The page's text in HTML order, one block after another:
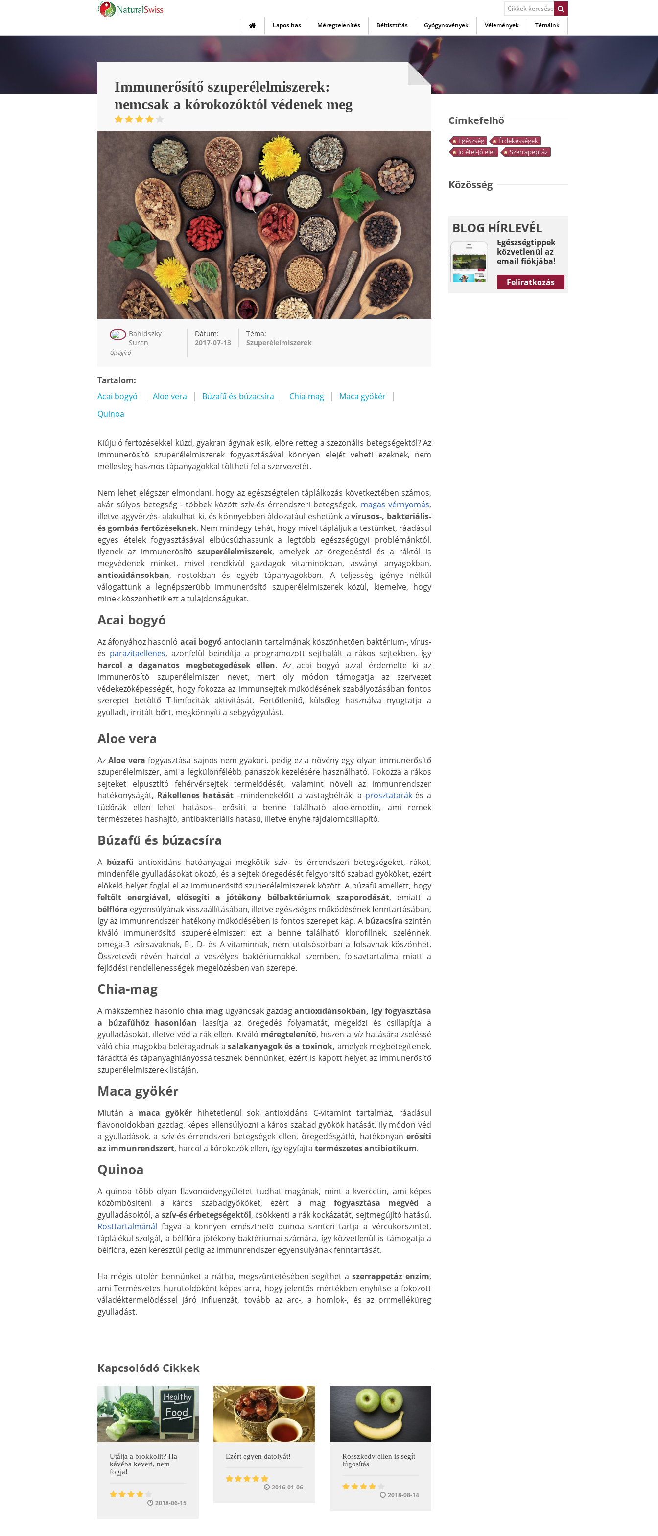
Lapos has Méregtelenítés Béltisztítás Gyógynövények Vélemények Témáink
Immunerősítő szuperélelmiszerek:
nemcsak a kórokozóktól védenek meg
Bahidszky
Suren
Újságíró
Dátum:
2017-07-13
Téma:
Szuperélelmiszerek
Tartalom:
Acai bogyó
Aloe vera Búzafű és búzacsíra Chia-mag
Maca gyökér
Quinoa
Kiújuló fertőzésekkel küzd, gyakran ágynak esik, előre retteg a szezonális betegségektől? Az
immunerősítő szuperélelmiszerek fogyasztásával könnyen elejét veheti ezeknek, nem
mellesleg hasznos tápanyagokkal töltheti fel a szervezetét.
Nem lehet elégszer elmondani, hogy az egészségtelen táplálkozás következtében számos,
akár súlyos betegség - többek között szív-és érrendszeri betegségek, magas vérnyomás,
illetve agyvérzés- alakulhat ki, és könnyebben áldozatául eshetünk avírusos-, bakteriális-
és gombás fertőzéseknek. Nem mindegy tehát, hogy mivel tápláljuk a testünket, ráadásul
egyes ételek fogyasztásával elbúcsúzhassunk a legtöbb egészségügyi problémánktól.
Ilyenek az immunerősítőszuperélelmiszerek, amelyek az öregedéstől és a ráktól is
megvédenek minket, mivel rendkívül gazdagok vitaminokban, ásványi anyagokban,
antioxidánsokban, rostokban és egyéb tápanyagokban. A teljesség igénye nélkül
válogattunk a legnépszerűbb immunerősítő szuperélelmiszerek közül, kiemelve, hogy
minek köszönhetik ezt a tulajdonságukat.
Acai bogyó
Az áfonyához hasonló acai bogyóantocianin tartalmának köszönhetően baktérium-, vírus-
és parazitaellenes, azonfelül beindítja a programozott sejthalált a rákos sejtekben, így
harcol a daganatos megbetegedések ellen. Az acai bogyó azzal érdemelte ki az
immunerősítő szuperélelmiszer nevet, mert oly módon támogatja az szervezet
védekezőképességét, hogy fokozza az immunsejtek működésének szabályozásában fontos
szerepet betöltő T-limfociták aktivitását. Fertőtlenítő, külsőleg használva nyugtatja a
gyulladt, irritált bőrt, megkönnyíti a sebgyógyulást.
Aloe vera
AzAloe vera fogyasztása sajnos nem gyakori, pedig ez a növény egy olyan immunerősítő
szuperélelmiszer, ami a legkülönfélébb panaszok kezelésére használható. Fokozza a rákos
sejteket elpusztító fehérvérsejtek termelődését, valamint növeli az immunrendszer
hatékonyságát, Rákellenes hatását –mindenekelőtt a vastagbélrák, a prosztatarákés a
tüdőrák ellen lehet hatásos– erősíti a benne található aloe-emodin, ami remek
természetes hashajtó, antibakteriális hatású, illetve enyhe fájdalomcsillapító.
Búzafű és búzacsíra
A búzafű antioxidáns hatóanyagai megkötik szív- és érrendszeri betegségeket, rákot,
mindenféle gyulladásokat okozó, és a sejtek öregedését felgyorsító szabad gyököket, ezért
előkelő helyet foglal el az immunerősítő szuperélelmiszerek között. A búzafű amellett, hogy
feltölt energiával, elősegíti a jótékony bélbaktériumok szaporodását, emiatt a
bélflóra egyensúlyának visszaállításában, illetve egészséges működésének fenntartásában,
így az immunrendszer hatékony működésében is fontos szerepet kap. A búzacsíra szintén
kiváló immunerősítő szuperélelmiszer: ezt a benne található klorofillnek, szelénnek,
omega-3 zsírsavaknak, E-, D- és A-vitaminnak, nem utolsósorban a folsavnak köszönhet.
Összetevői révén harcol a veszélyes baktériumokkal szemben, folsavtartalma miatt a
fejlődési rendellenességek megelőzésben van szerepe.
Chia-mag
A mákszemhez hasonlóchia mag ugyancsak gazdagantioxidánsokban, így fogyasztása
a búzafűhöz hasonlóan lassítja az öregedés folyamatát, megelőzi és csillapítja a
gyulladásokat, illetve véd a rák ellen. Kiváló méregtelenítő, hiszen a víz hatására zseléssé
váló chia magokba beleragadnak a salakanyagok és a toxinok, amelyek megbetegítenek,
fáradttá és tápanyaghiányossá tesznek bennünket, ezért is kapott helyet az immunerősítő
szuperélelmiszerek listáján.
Maca gyökér
Miután a maca gyökérhihetetlenül sok antioxidáns C-vitamint tartalmaz, ráadásul
flavonoidokban gazdag, képes ellensúlyozni a káros szabad gyökök hatását, ily módon véd
a gyulladások, a szív-és érrendszeri betegségek ellen, öregedésgátló, hatékonyan erősíti
az immunrendszert, harcol a kórokozók ellen, így egyfajta természetes antibiotikum.
Quinoa
A quinoa több olyan flavonoidvegyületet tudhat magának, mint a kvercetin, ami képes
közömbösíteni a káros szabadgyököket, ezért a mag fogyasztása megvéd a
gyulladásoktól, a szív-és érbetegségektől, csökkenti a rák kockázatát, sejtmegújító hatású.
Rosttartalmánál fogva a könnyen emészthető quinoa szinten tartja a vércukorszintet,
táplálékul szolgál, a bélflóra jótékony baktériumai számára, így közvetlenül is támogatja a
bélflóra, ezen keresztül pedig az immunrendszer egyensúlyának fenntartását.
Ha mégis utolér bennünket a nátha, megszüntetésében segíthet a szerrappetáz enzim,
ami Természetes hurutoldóként képes arra, hogy jelentős mértékben enyhítse a fokozott
váladéktermelődéssel járó influenzát, tovább az arc-, a homlok-, és az orrmelléküreg
gyulladást.
Kapcsolódó Cikkek
Utálja a brokkolit? Ha
kávéba keveri, nem
fogja!
2018-06-15
Ezért egyen datolyát!
2016-01-06
Rosszkedv ellen is segít
lúgosítás
2018-08-14
Címkefelhő
Egészség
Érdekességek
Jó étel-Jó élet
Szerrapeptáz
Közösség
BLOG HÍRLEVÉL
Egészségtippek
közvetlenül az
email fiókjába!
Feliratkozás